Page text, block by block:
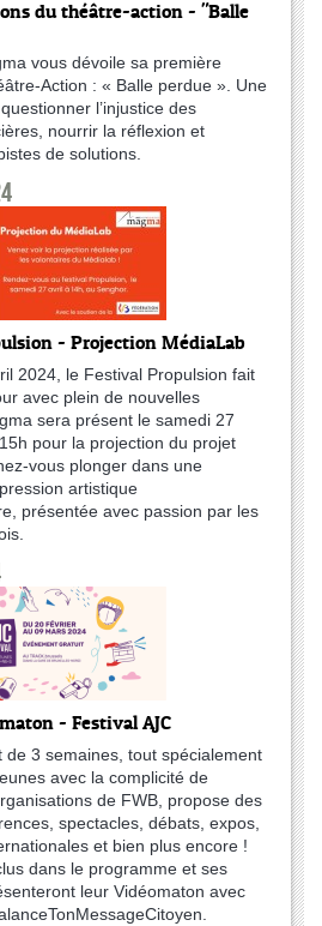
du théâtre-action - "Balle
vous dévoile sa première
Action : « Balle perdue ». Une
l’injustice des
nourrir la réflexion et
de solutions.
- Projection MédiaLab
2024, le Festival Propulsion fait
avec plein de nouvelles
sera présent le samedi 27
pour la projection du projet
vous plonger dans une
artistique
présentée avec passion par les
- Festival AJC
de 3 semaines, tout spécialement
avec la complicité de
de FWB, propose des
spectacles, débats, expos,
et bien plus encore !
dans le programme et ses
leur Vidéomaton avec